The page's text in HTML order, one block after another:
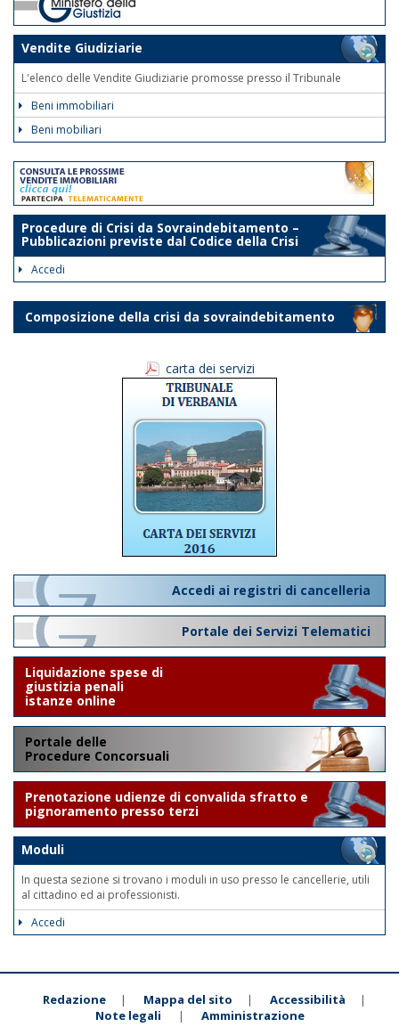
Vendite Giudiziarie
L'elenco delle Vendite Giudiziarie promosse presso il Tribunale
Beni immobiliari
Beni mobiliari
Procedure di Crisi da Sovraindebitamento –
Pubblicazioni previste dal Codice della Crisi
Accedi
Composizione della crisi da sovraindebitamento
carta dei servizi
Accedi ai registri di cancelleria
Portale dei Servizi Telematici
Liquidazione spese di
giustizia penali
istanze online
Portale delle
Procedure Concorsuali
Prenotazione udienze di convalida sfratto e
pignoramento presso terzi
Moduli
In questa sezione si trovano i moduli in uso presso le cancellerie, utili
al cittadino ed ai professionisti.
Accedi
Redazione | Mappa del sito | Accessibilità |
Note legali | Amministrazione